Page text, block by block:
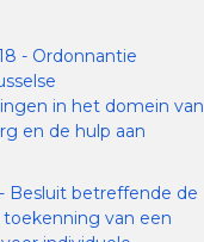
- Ordonnantie
in het domein van
en de hulp aan
Besluit betreffende de
van een